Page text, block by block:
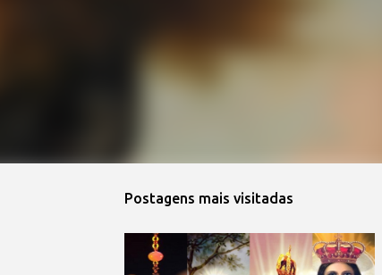
Postagens mais visitadas